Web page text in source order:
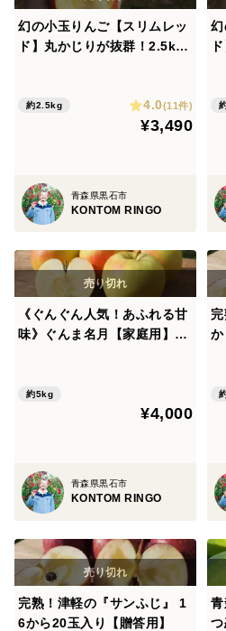
幻の小玉りんご【スリムレッ
ド】丸かじりが抜群！2.5kg
約2.5kg 4.0(11件)
¥3,490
青森県黒石市
KONTOM RINGO
幻
《ぐんぐん人気！あふれる甘
味》ぐんま名月【家庭用】5k
約5kg
¥4,000
青森県黒石市
KONTOM RINGO
か
完熟！津軽の『サンふじ』 1
6から20玉入り【贈答用】